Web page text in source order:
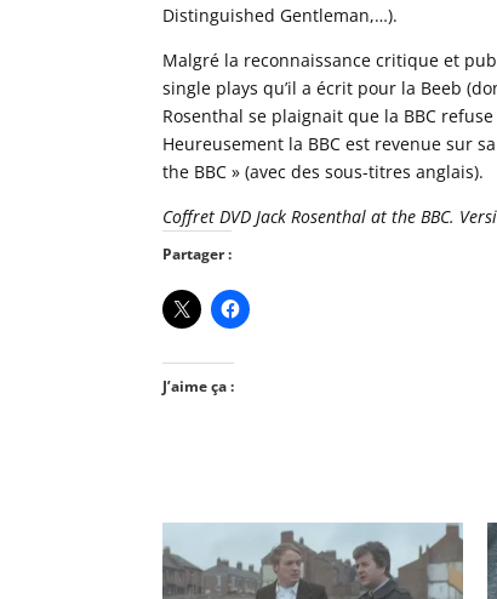
Distinguished Gentleman,…).
Malgré la reconnaissance critique et
single plays qu’il a écrit pour la Beeb
Rosenthal se plaignait que la BBC
Heureusement la BBC est revenue sur
the BBC » (avec des sous-titres anglais).
Coffret DVD Jack Rosenthal at the BBC.
Partager :
J’aime ça :